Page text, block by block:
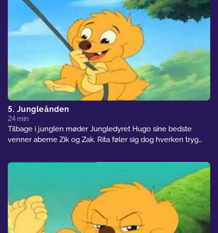
går turen til Junglandia, hvor Hugos jungle også ligger. Da
de når Junglandia, slipper vores små venner fri og inden
længe er de i udkanten af junglen...
5. Jungleånden
24 min
Tilbage i junglen møder Jungledyret Hugo sine bedste
venner aberne Zik og Zak. Rita føler sig dog hverken tryg
Hugo prøver at overbevise Rita om, at "Jungleånden" sørger
for, at dyrene hjælper hinanden med at overleve. Men
jaguaren Skarpklo er ny i junglen og han ligger på lur.